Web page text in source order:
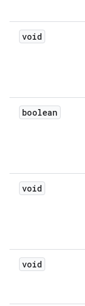
void
boolean
void
void